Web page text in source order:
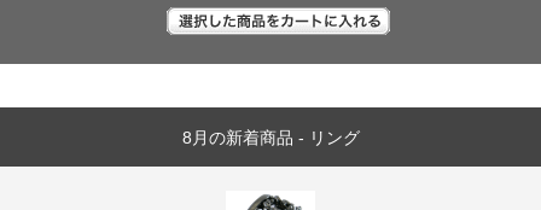
8月の新着商品 - リング